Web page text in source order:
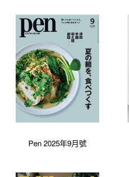
Pen 2025年9月號